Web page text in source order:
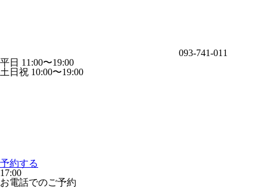
093-741-011
平日 11:00〜19:00
土日祝 10:00〜19:00
予約する
17:00
お電話でのご予約